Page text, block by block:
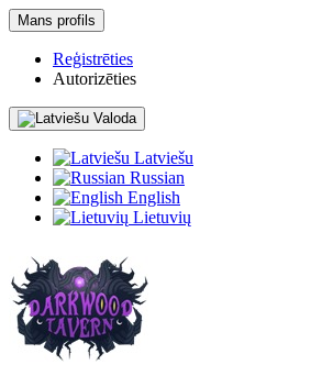
Mans profils
Reģistrēties
Autorizēties
Valoda
Latviešu
Russian
English
Lietuvių